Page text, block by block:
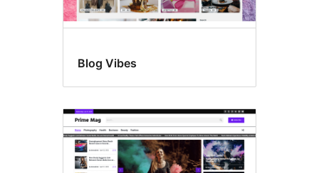
Blog Vibes